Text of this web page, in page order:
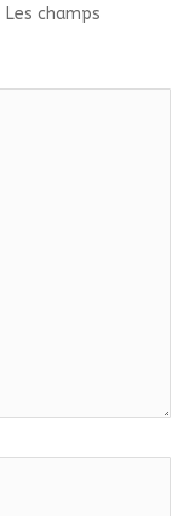
Les champs